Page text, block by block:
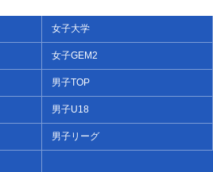
女子大学
女子GEM2
男子TOP
男子U18
男子リーグ